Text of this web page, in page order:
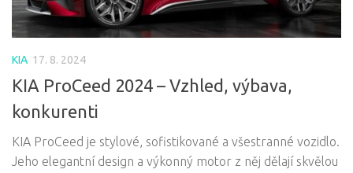
KIA 17. 8. 2024
KIA ProCeed 2024 – Vzhled, výbava,
konkurenti
KIA ProCeed je stylové, sofistikované a všestranné vozidlo.
Jeho elegantní design a výkonný motor z něj dělají skvělou